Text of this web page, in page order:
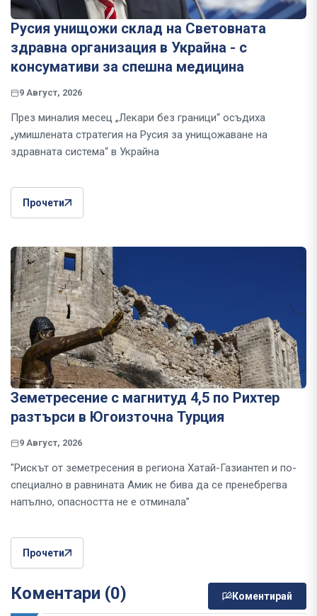
Русия унищожи склад на Световната
здравна организация в Украйна - с
консумативи за спешна медицина
9 Август, 2026
През миналия месец „Лекари без граници“ осъдиха
„умишлената стратегия на Русия за унищожаване на
здравната система“ в Украйна
Прочети
Земетресение с магнитуд 4,5 по Рихтер
разтърси в Югоизточна Турция
9 Август, 2026
"Рискът от земетресения в региона Хатай-Газиантеп и по-
специално в равнината Амик не бива да се пренебрегва
напълно, опасността не е отминала”
Прочети
Коментари (0) Коментирай